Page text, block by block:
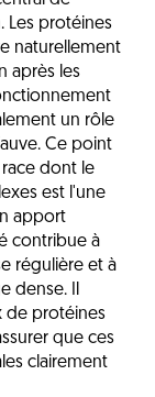
Les protéines
naturellement
après les
un rôle
Ce point
dont le
est l'une
apport
contribue à
régulière et à
dense. Il
de protéines
que ces
clairement